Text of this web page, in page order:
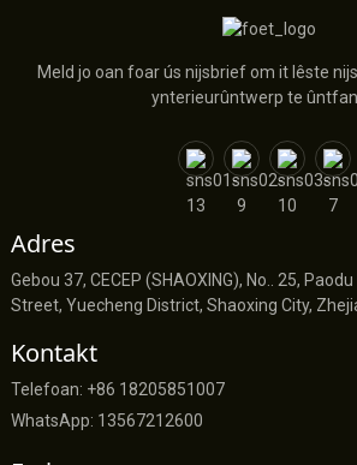
Meld jo oan foar ús nijsbrief om it lêste
ynterieurûntwerp te
Adres
Gebou 37, CECEP (SHAOXING), No.. 25,
Street, Yuecheng District, Shaoxing City,
Kontakt
Telefoan: +86 18205851007
WhatsApp: 13567212600